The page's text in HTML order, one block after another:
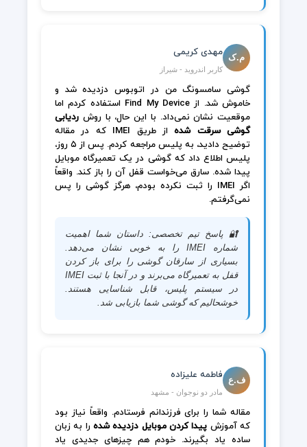
م.ک مهدی کریمی
کاربر اندروید - شیراز
گوشی سامسونگ من در اتوبوس دزدیده شد و
خاموش شد. از Find My Device استفاده کردم اما
موقعیت نشان نمی‌داد. با این حال، با روش ردیابی
گوشی سرقت شده
از طریق IMEI که در مقاله
توضیح دادید، به پلیس مراجعه کردم. پس از ۵ روز،
پلیس اطلاع داد که گوشی در یک تعمیرگاه موبایل
پیدا شده. سارق می‌خواست قفل آن را باز کند. واقعاً
اگر IMEI را ثبت نکرده بودم، هرگز گوشی را پس
نمی‌گرفتم.
🔐 پاسخ تیم تخصصی: داستان شما اهمیت
شماره IMEI را به خوبی نشان می‌دهد.
بسیاری از سارقان گوشی را برای باز کردن
قفل به تعمیرگاه می‌برند و در آنجا با ثبت IMEI
در سیستم پلیس، قابل شناسایی هستند.
خوشحالیم که گوشی شما بازیابی شد.
ف.ع فاطمه علیزاده
مادر دو نوجوان - مشهد
مقاله شما را برای فرزندانم فرستادم. واقعاً نیاز بود
که آموزش پیدا کردن موبایل دزدیده شده را به زبان
ساده یاد بگیرند. خودم هم چیزهای جدیدی یاد